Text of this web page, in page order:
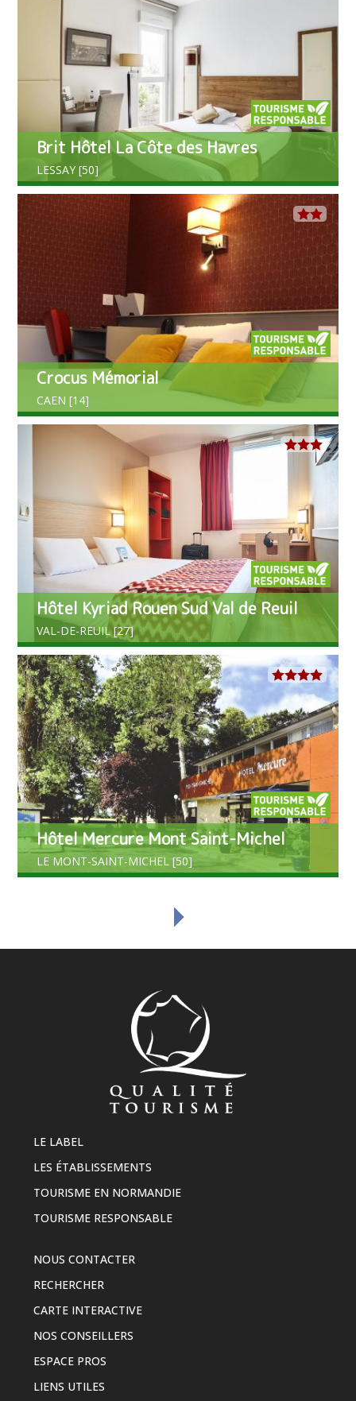
Brit Hôtel La Côte des Havres
LESSAY [50]
Crocus Mémorial
CAEN [14]
Hôtel Kyriad Rouen Sud Val de Reuil
VAL-DE-REUIL [27]
Hôtel Mercure Mont Saint-Michel
LE MONT-SAINT-MICHEL [50]
LE LABEL
LES ÉTABLISSEMENTS
TOURISME EN NORMANDIE
TOURISME RESPONSABLE
NOUS CONTACTER
RECHERCHER
CARTE INTERACTIVE
NOS CONSEILLERS
ESPACE PROS
LIENS UTILES